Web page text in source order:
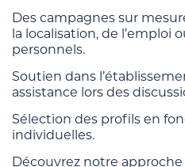
Des campagnes sur
la localisation, de l’emploi
personnels.
Soutien dans
assistance lors des
Sélection des profils en
individuelles.
Découvrez notre approche